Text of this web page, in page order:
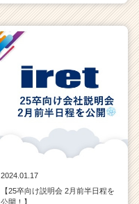
2024.01.17
【25卒向け説明会 2月前半日程を
公開！】